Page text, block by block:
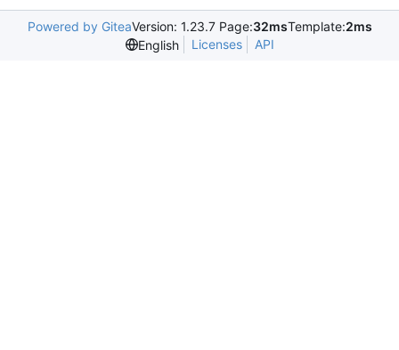
Powered by GiteaVersion: 1.23.7 Page:32msTemplate:2ms
English
Licenses API